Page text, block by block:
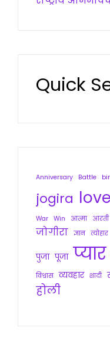
Quick
Anniversary Battle
jogira love
War Win आत्मा आरती
जोगीरा ज्ञान त्योहार
पुजा पूजा प्यार
विश्वास व्यवहार शादी
होली